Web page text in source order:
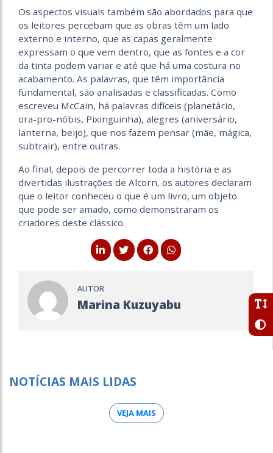
Os aspectos visuais também são abordados para que
os leitores percebam que as obras têm um lado
externo e interno, que as capas geralmente
expressam o que vem dentro, que as fontes e a cor
da tinta podem variar e até que há uma costura no
acabamento. As palavras, que têm importância
fundamental, são analisadas e classificadas. Como
escreveu McCain, há palavras difíceis (planetário,
ora-pro-nóbis, Pixinguinha), alegres (aniversário,
lanterna, beijo), que nos fazem pensar (mãe, mágica,
subtrair), entre outras.
Ao final, depois de percorrer toda a história e as
divertidas ilustrações de Alcorn, os autores declaram
que o leitor conheceu o que é um livro, um objeto
que pode ser amado, como demonstraram os
criadores deste clássico.
AUTOR
Marina Kuzuyabu
NOTÍCIAS MAIS LIDAS
VEJA MAIS